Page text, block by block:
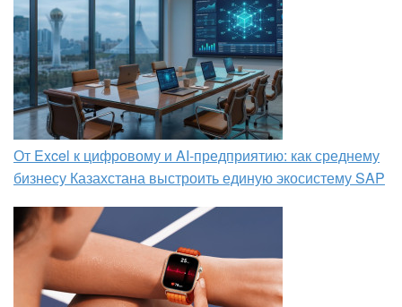
От Excel к цифровому и AI‑предприятию: как среднему
бизнесу Казахстана выстроить единую экосистему SAP